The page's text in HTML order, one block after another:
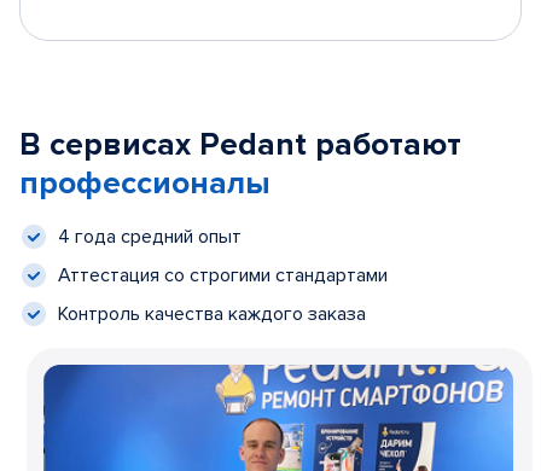
В сервисах Pedant работают
профессионалы
4 года средний опыт
Аттестация со строгими стандартами
Контроль качества каждого заказа